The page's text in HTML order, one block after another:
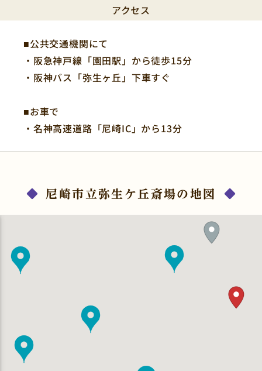
アクセス
■公共交通機関にて
・阪急神戸線「園田駅」から徒歩15分
・阪神バス「弥生ヶ丘」下車すぐ
■お車で
・名神高速道路「尼崎IC」から13分
尼崎市立弥生ケ丘斎場の地図